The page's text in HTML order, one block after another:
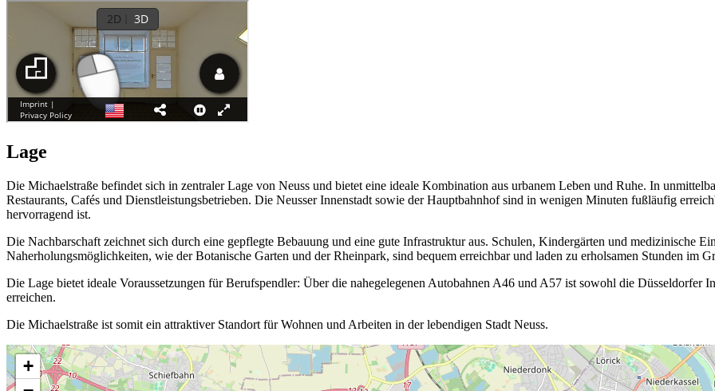
Lage
Die Michaelstraße befindet sich in zentraler Lage von Neuss und bietet eine ideale Kombination aus urbanem Leben und Ruhe. In
Restaurants, Cafés und Dienstleistungsbetrieben. Die Neusser Innenstadt sowie der Hauptbahnhof sind in wenigen Minuten fußläufig
hervorragend ist.
Die Nachbarschaft zeichnet sich durch eine gepflegte Bebauung und eine gute Infrastruktur aus. Schulen, Kindergärten und medizinische
Naherholungsmöglichkeiten, wie der Botanische Garten und der Rheinpark, sind bequem erreichbar und laden zu erholsamen Stunden im
Die Lage bietet ideale Voraussetzungen für Berufspendler: Über die nahegelegenen Autobahnen A46 und A57 ist sowohl die Düsseldorfer
erreichen.
Die Michaelstraße ist somit ein attraktiver Standort für Wohnen und Arbeiten in der lebendigen Stadt Neuss.
+